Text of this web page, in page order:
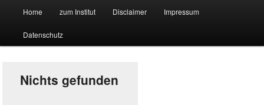
Suchmaschine Forschung und
Technologie
Zum
primären
springen
Zum
sekundären
springen
Home zum Institut Disclaimer Impressum
Datenschutz
Nichts gefunden